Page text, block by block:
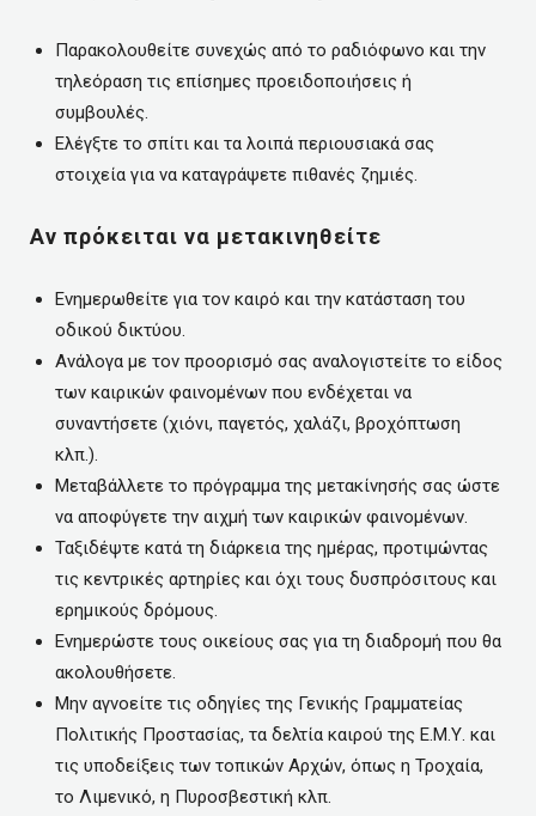
Παρακολουθείτε συνεχώς από το ραδιόφωνο και την
τηλεόραση τις επίσημες προειδοποιήσεις ή
συμβουλές.
Ελέγξτε το σπίτι και τα λοιπά περιουσιακά σας
στοιχεία για να καταγράψετε πιθανές ζημιές.
Αν πρόκειται να μετακινηθείτε
Ενημερωθείτε για τον καιρό και την κατάσταση του
οδικού δικτύου.
Ανάλογα με τον προορισμό σας αναλογιστείτε το είδος
των καιρικών φαινομένων που ενδέχεται να
συναντήσετε (χιόνι, παγετός, χαλάζι, βροχόπτωση
κλπ.).
Μεταβάλλετε το πρόγραμμα της μετακίνησής σας ώστε
να αποφύγετε την αιχμή των καιρικών φαινομένων.
Ταξιδέψτε κατά τη διάρκεια της ημέρας, προτιμώντας
τις κεντρικές αρτηρίες και όχι τους δυσπρόσιτους και
ερημικούς δρόμους.
Ενημερώστε τους οικείους σας για τη διαδρομή που θα
ακολουθήσετε.
Μην αγνοείτε τις οδηγίες της Γενικής Γραμματείας
Πολιτικής Προστασίας, τα δελτία καιρού της Ε.Μ.Υ. και
τις υποδείξεις των τοπικών Aρχών, όπως η Τροχαία,
το Λιμενικό, η Πυροσβεστική κλπ.